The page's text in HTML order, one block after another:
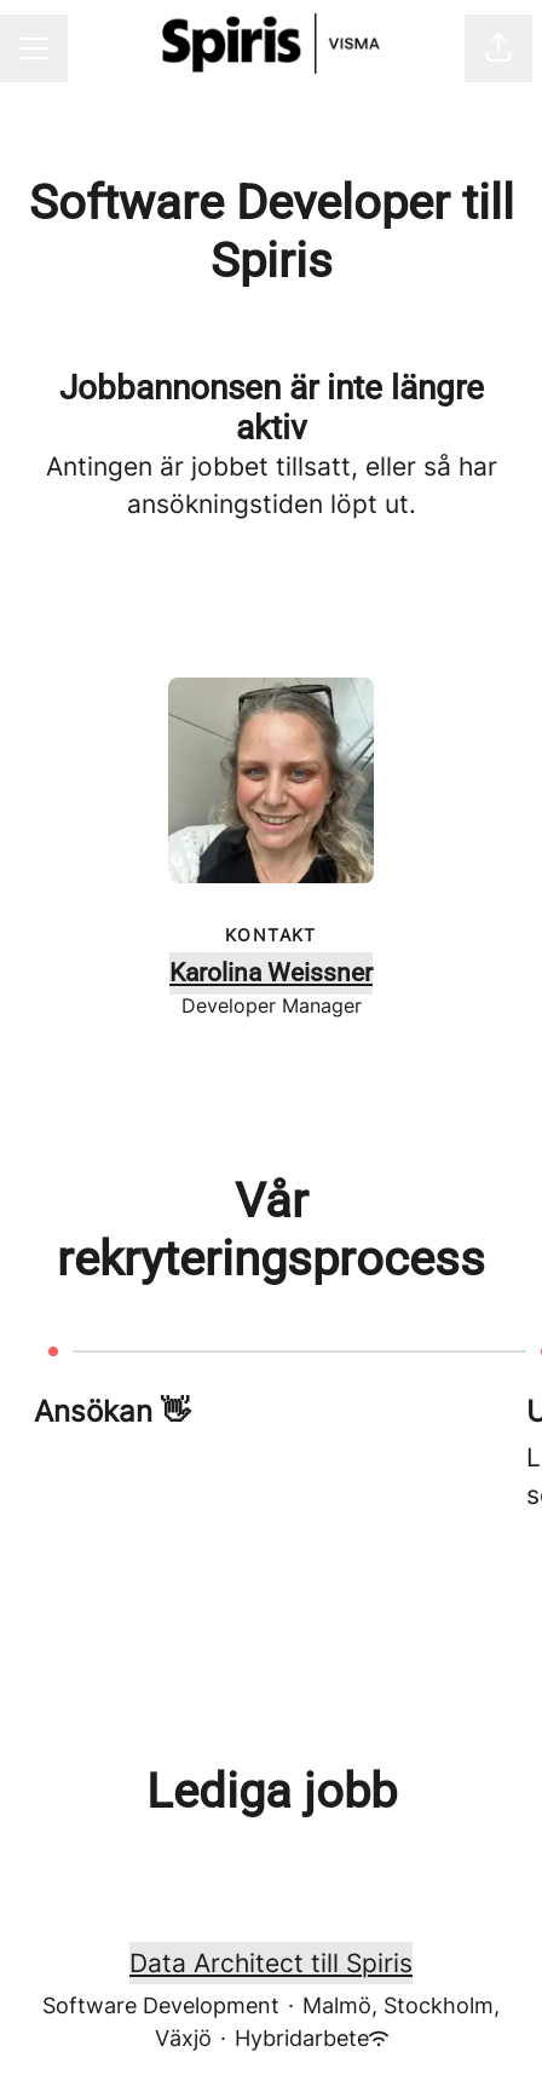
Software Developer till
Spiris
Jobbannonsen är inte längre
aktiv
Antingen är jobbet tillsatt, eller så har
ansökningstiden löpt ut.
KONTAKT
Karolina Weissner
Developer Manager
Vår
rekryteringsprocess
Ansökan 👋
Lediga jobb
Data Architect till Spiris
Software Development · Malmö, Stockholm,
Växjö · Hybridarbete